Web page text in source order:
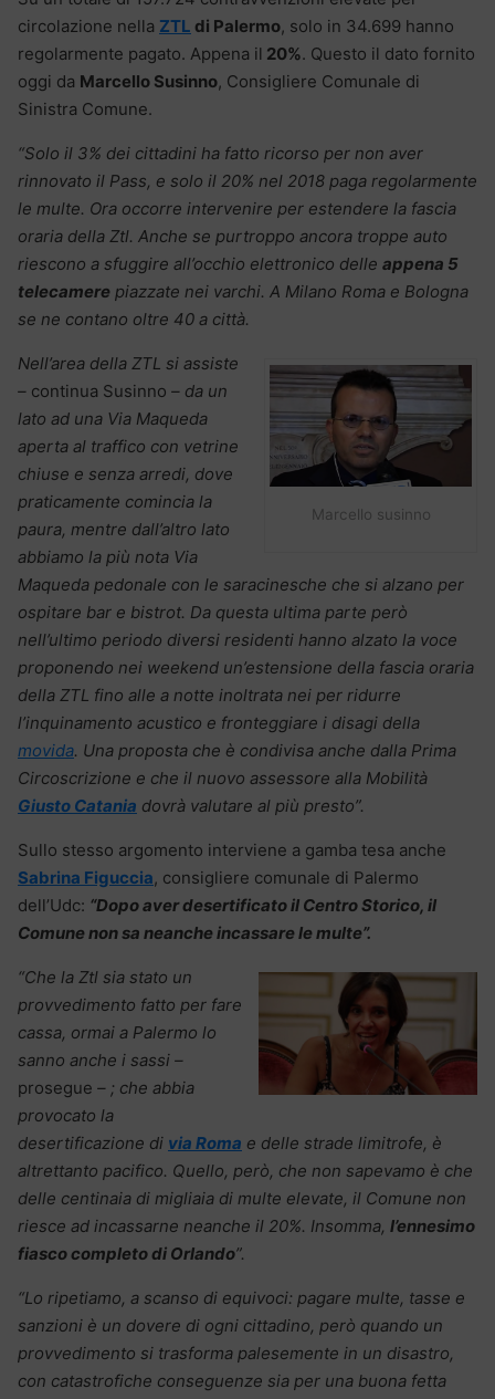
circolazione nella ZTL di Palermo, solo in 34.699 hanno
regolarmente pagato. Appena il 20%. Questo il dato fornito
oggi da Marcello Susinno, Consigliere Comunale di
Sinistra Comune.
“Solo il 3% dei cittadini ha fatto ricorso per non aver
rinnovato il Pass, e solo il 20% nel 2018 paga regolarmente
le multe. Ora occorre intervenire per estendere la fascia
oraria della Ztl. Anche se purtroppo ancora troppe auto
riescono a sfuggire all’occhio elettronico delle appena 5
telecamere piazzate nei varchi. A Milano Roma e Bologna
se ne contano oltre 40 a città.
Marcello susinno
Nell’area della ZTL si assiste
– continua Susinno – da un
lato ad una Via Maqueda
aperta al traffico con vetrine
chiuse e senza arredi, dove
praticamente comincia la
paura, mentre dall’altro lato
abbiamo la più nota Via
Maqueda pedonale con le saracinesche che si alzano per
ospitare bar e bistrot. Da questa ultima parte però
nell’ultimo periodo diversi residenti hanno alzato la voce
proponendo nei weekend un’estensione della fascia oraria
della ZTL fino alle a notte inoltrata nei per ridurre
l’inquinamento acustico e fronteggiare i disagi della
movida. Una proposta che è condivisa anche dalla Prima
Circoscrizione e che il nuovo assessore alla Mobilità
Giusto Catania dovrà valutare al più presto”.
Sullo stesso argomento interviene a gamba tesa anche
Sabrina Figuccia, consigliere comunale di Palermo
dell’Udc: “Dopo aver desertificato il Centro Storico, il
Comune non sa neanche incassare le multe”.
“Che la Ztl sia stato un
provvedimento fatto per fare
cassa, ormai a Palermo lo
sanno anche i sassi –
prosegue – ; che abbia
provocato la
desertificazione di via Roma e delle strade limitrofe, è
altrettanto pacifico. Quello, però, che non sapevamo è che
delle centinaia di migliaia di multe elevate, il Comune non
riesce ad incassarne neanche il 20%. Insomma, l’ennesimo
fiasco completo di Orlando”.
“Lo ripetiamo, a scanso di equivoci: pagare multe, tasse e
sanzioni è un dovere di ogni cittadino, però quando un
provvedimento si trasforma palesemente in un disastro,
con catastrofiche conseguenze sia per una buona fetta